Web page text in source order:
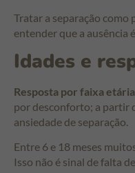
Tratar a separação como
entender que a ausência
Idades e
Resposta por faixa etária
por desconforto; a partir
ansiedade de separação.
Entre 6 e 18 meses
Isso não é sinal de falta